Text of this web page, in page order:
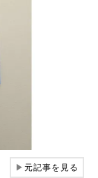
▶元記事を見る